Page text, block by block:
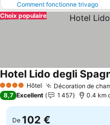
Comment fonctionne trivago
Choix populaire
4 Étoiles Hôtel Décoration de
Hotel Lido degli
8,7 Excellent 1 457 0.4 km
De 102 €